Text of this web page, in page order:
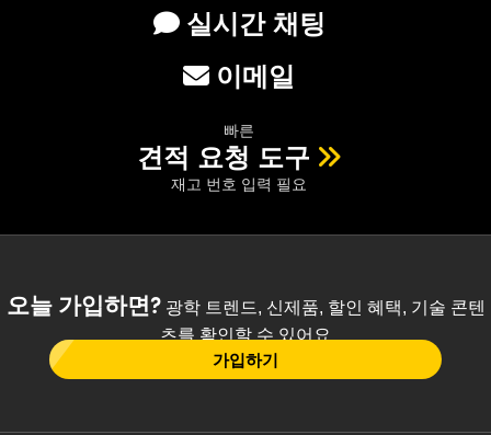
실시간 채팅
이메일
빠른
견적 요청 도구
재고 번호 입력 필요
오늘 가입하면?광학 트렌드, 신제품, 할인 혜택, 기술 콘텐
츠를 확인할 수 있어요
가입하기